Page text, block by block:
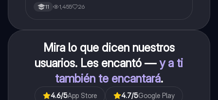
11 1,455 26
Mira lo que dicen nuestros
usuarios. Les encantó —y a ti
también te encantará.
4.6/5App Store 4.7/5Google Play